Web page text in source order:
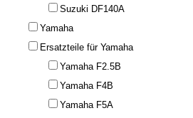
Suzuki DF140A
Yamaha
Ersatzteile für Yamaha
Yamaha F2.5B
Yamaha F4B
Yamaha F5A